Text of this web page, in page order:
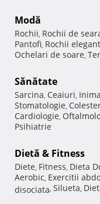
Modă
Rochii, Rochii de
Pantofi, Rochii
Ochelari de soare,
Sănătate
Sarcina, Ceaiuri, Inima
Stomatologie,
Cardiologie,
Psihiatrie
Dietă & Fitness
Diete, Fitness, Dieta
Aerobic, Exercitii
disociata, Silueta,